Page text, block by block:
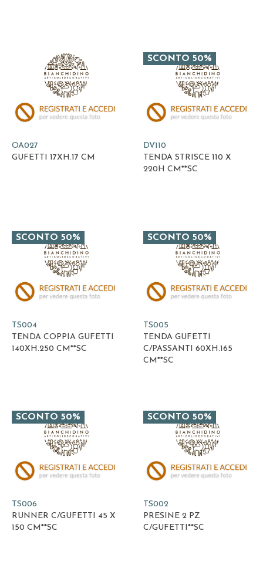
OA027
GUFETTI 17XH.17 CM
DV110
TENDA STRISCE 110 X
220H CM**SC
SCONTO 50%
TS004
TENDA COPPIA GUFETTI
140XH.250 CM**SC
SCONTO 50%
TS005
TENDA GUFETTI
C/PASSANTI 60XH.165
CM**SC
SCONTO 50%
TS006
RUNNER C/GUFETTI 45 X
150 CM**SC
SCONTO 50%
TS002
PRESINE 2 PZ
C/GUFETTI**SC
SCONTO 50%